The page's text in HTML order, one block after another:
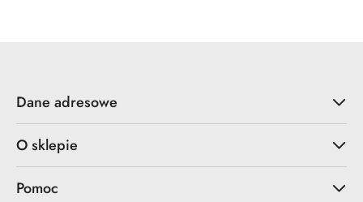
Dane adresowe
O sklepie
Pomoc